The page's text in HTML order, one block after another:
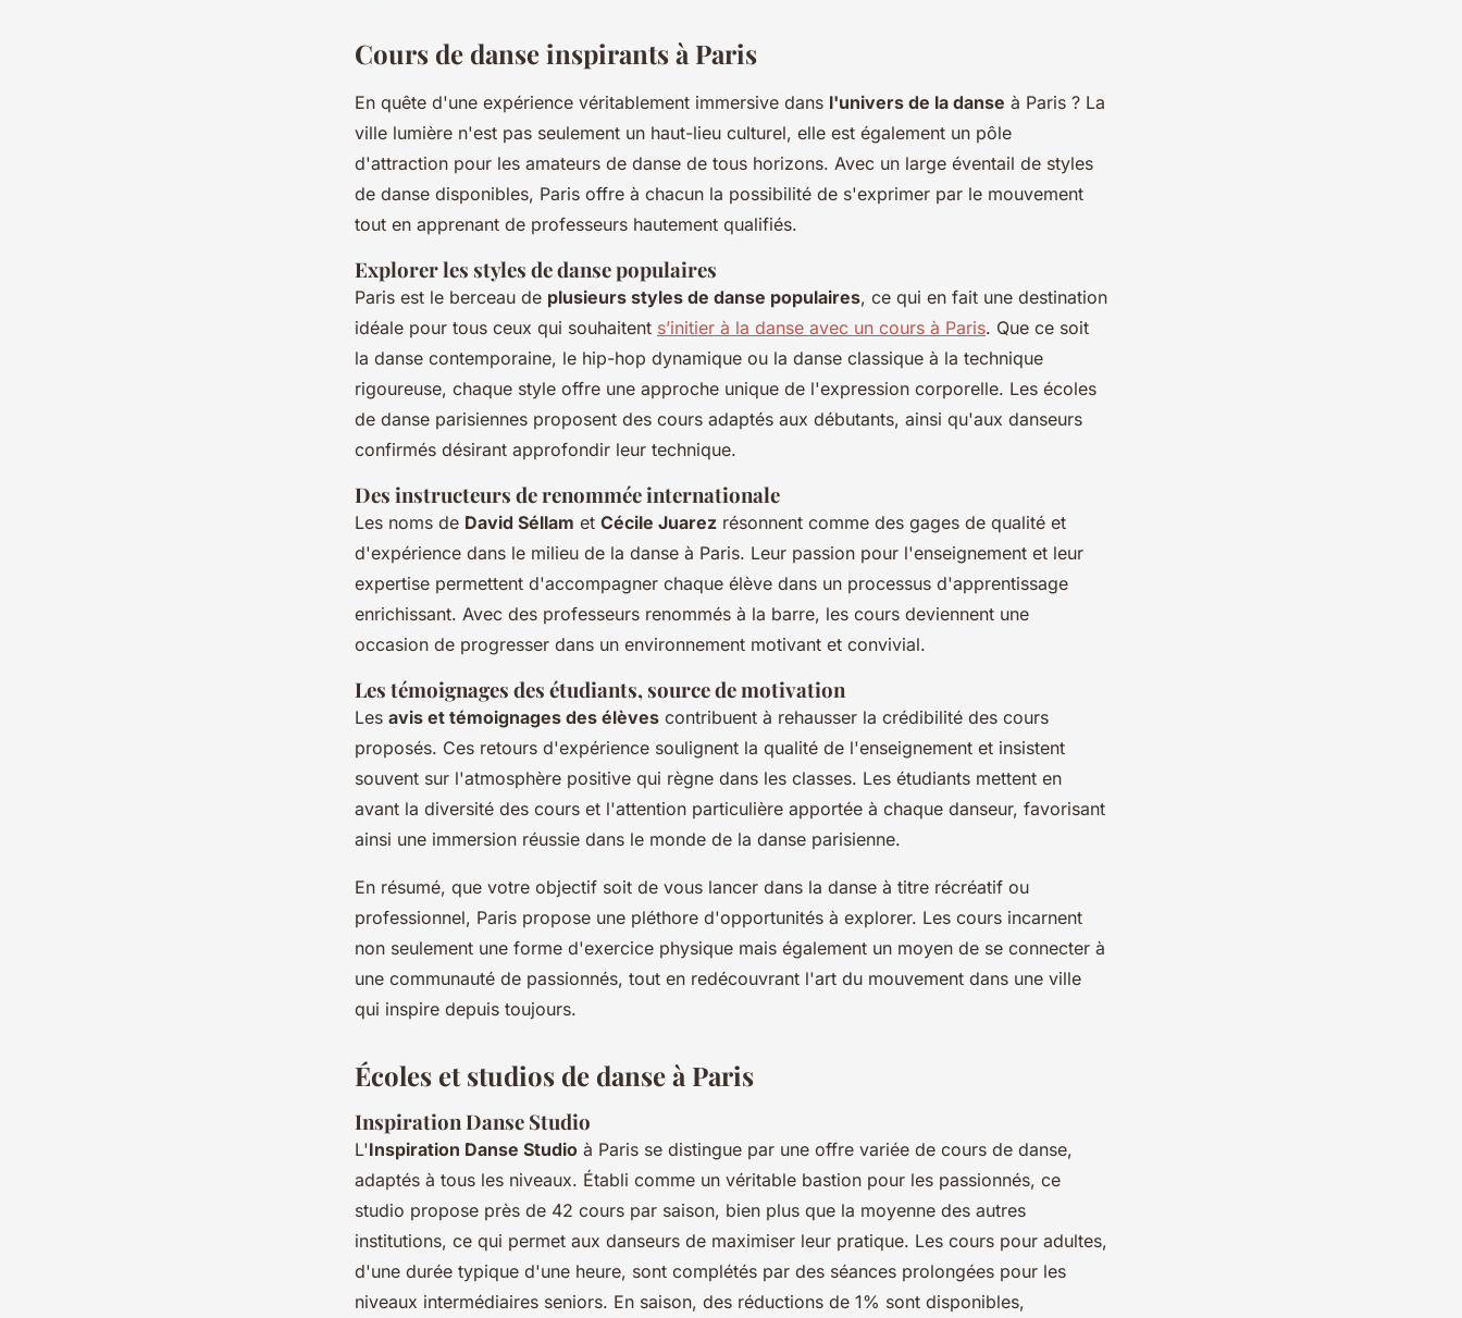
Cours de danse inspirants à Paris
En quête d'une expérience véritablement immersive dans l'univers de la danse à Paris ? La
ville lumière n'est pas seulement un haut-lieu culturel, elle est également un pôle
d'attraction pour les amateurs de danse de tous horizons. Avec un large éventail de styles
de danse disponibles, Paris offre à chacun la possibilité de s'exprimer par le mouvement
tout en apprenant de professeurs hautement qualifiés.
Explorer les styles de danse populaires
Paris est le berceau de plusieurs styles de danse populaires, ce qui en fait une destination
idéale pour tous ceux qui souhaitent s’initier à la danse avec un cours à Paris. Que ce soit
la danse contemporaine, le hip-hop dynamique ou la danse classique à la technique
rigoureuse, chaque style offre une approche unique de l'expression corporelle. Les écoles
de danse parisiennes proposent des cours adaptés aux débutants, ainsi qu'aux danseurs
confirmés désirant approfondir leur technique.
Des instructeurs de renommée internationale
Les noms de David Séllam et Cécile Juarez résonnent comme des gages de qualité et
d'expérience dans le milieu de la danse à Paris. Leur passion pour l'enseignement et leur
expertise permettent d'accompagner chaque élève dans un processus d'apprentissage
enrichissant. Avec des professeurs renommés à la barre, les cours deviennent une
occasion de progresser dans un environnement motivant et convivial.
Les témoignages des étudiants, source de motivation
Les avis et témoignages des élèves contribuent à rehausser la crédibilité des cours
proposés. Ces retours d'expérience soulignent la qualité de l'enseignement et insistent
souvent sur l'atmosphère positive qui règne dans les classes. Les étudiants mettent en
avant la diversité des cours et l'attention particulière apportée à chaque danseur, favorisant
ainsi une immersion réussie dans le monde de la danse parisienne.
En résumé, que votre objectif soit de vous lancer dans la danse à titre récréatif ou
professionnel, Paris propose une pléthore d'opportunités à explorer. Les cours incarnent
non seulement une forme d'exercice physique mais également un moyen de se connecter à
une communauté de passionnés, tout en redécouvrant l'art du mouvement dans une ville
qui inspire depuis toujours.
Écoles et studios de danse à Paris
Inspiration Danse Studio
L'Inspiration Danse Studio à Paris se distingue par une offre variée de cours de danse,
adaptés à tous les niveaux. Établi comme un véritable bastion pour les passionnés, ce
studio propose près de 42 cours par saison, bien plus que la moyenne des autres
institutions, ce qui permet aux danseurs de maximiser leur pratique. Les cours pour adultes,
d'une durée typique d'une heure, sont complétés par des séances prolongées pour les
niveaux intermédiaires seniors. En saison, des réductions de 1% sont disponibles,